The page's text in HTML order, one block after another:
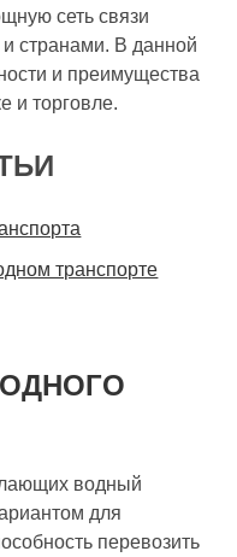
сеть связи
странами. В данной
и преимущества
и торговле.
транспорте
водный
для
перевозить